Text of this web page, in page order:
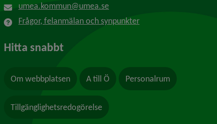
umea.kommun@umea.se
Frågor, felanmälan och synpunkter
Hitta snabbt
Om webbplatsen A till Ö Personalrum
Tillgänglighetsredogörelse